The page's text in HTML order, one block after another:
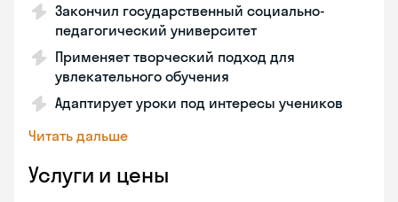
Закончил государственный социально-
педагогический университет
Применяет творческий подход для
увлекательного обучения
Адаптирует уроки под интересы учеников
Читать дальше
Услуги и цены